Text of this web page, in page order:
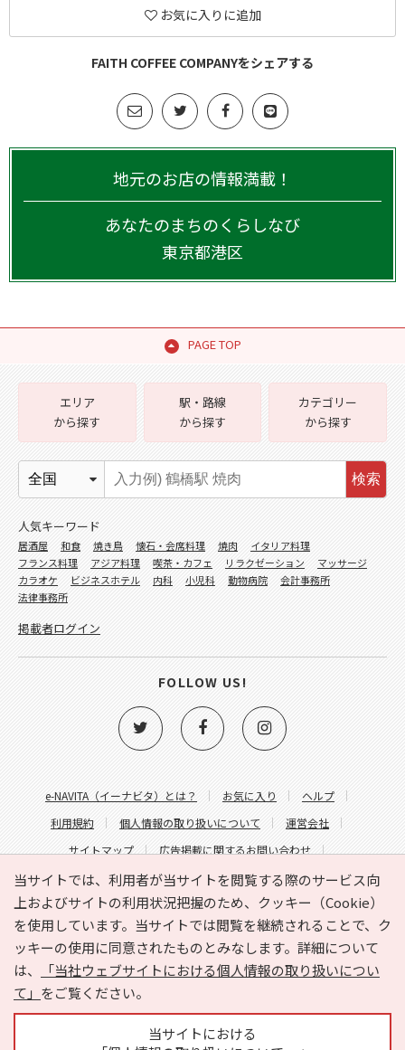
お気に入りに追加
FAITH COFFEE COMPANYをシェアする
地元のお店の情報満載！
あなたのまちのくらしなび
東京都港区
PAGE TOP
当サイトでは、利用者が当サイトを閲覧する際のサービス向
上およびサイトの利用状況把握のため、クッキー（Cookie）
を使用しています。当サイトでは閲覧を継続されることで、ク
ッキーの使用に同意されたものとみなします。詳細について
は、
「当社ウェブサイトにおける個人情報の取り扱いについ
て」 をご覧ください。
当サイトにおける
e-NAVITA（イーナビタ）とは？ お気に入り
ヘルプ
利用規約
個人情報の取り扱いについて
運営会社
サイトマップ
広告掲載に関するお問い合わせ
サイトの内容に関するお問い合わせ
エリア
から探す
駅・路線
から探す
カテゴリー
から探す
検索
人気キーワード
居酒屋 和食 焼き鳥 懐石・会席料理 焼肉
イタリア料理
フランス料理
アジア料理 喫茶・カフェ リラクゼーション
マッサージ
カラオケ
ビジネスホテル 内科 小児科 動物病院
会計事務所
法律事務所
掲載者ログイン
FOLLOW US!
Copyright © HYOJITO.Co.,Ltd. All Rights Reserved.